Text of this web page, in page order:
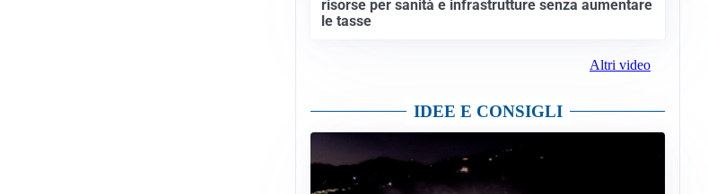
risorse per sanità e infrastrutture senza aumentare
le tasse
Altri video
IDEE E CONSIGLI